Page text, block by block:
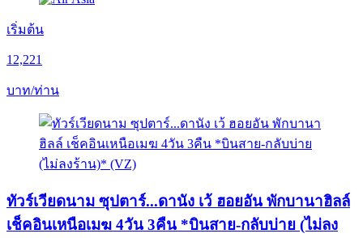
เริ่มต้น
12,221
บาท/ท่าน
ทัวร์เวียดนาม ซุปตาร์...ดานัง เว้ ฮอยอัน พักบานาฮิลล์
เช็คอินเหนือเมฆ 4วัน 3คืน *บินสาย-กลับบ่าย (ไม่ลง